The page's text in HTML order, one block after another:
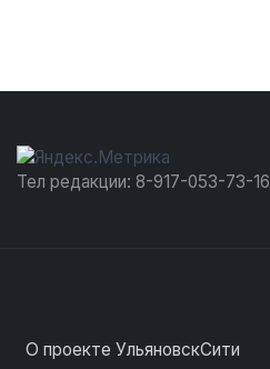
Тел редакции: 8-917-053-73-16
О проекте УльяновскСити